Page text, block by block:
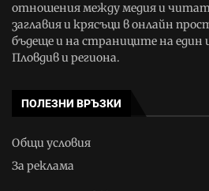
отношения между медия и
заглавия и крясъци в онлайн
бъдеще и на страниците на един
Пловдив и региона.
ПОЛЕЗНИ ВРЪЗКИ
Общи условия
За реклама